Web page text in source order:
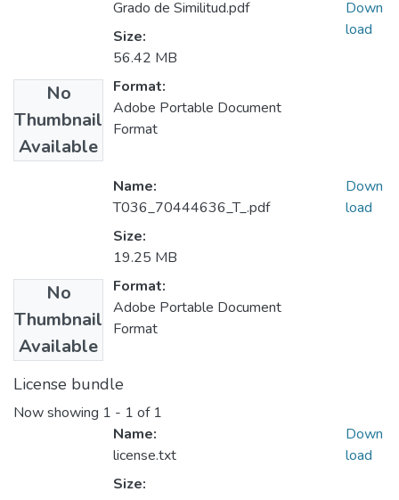
No
Thumbnail
Available
Grado de Similitud.pdf
Size:
56.42 MB
Format:
Adobe Portable Document
Format
Down
load
No
Thumbnail
Available
Name:
T036_70444636_T_.pdf
Size:
19.25 MB
Format:
Adobe Portable Document
Format
Down
load
License bundle
Now showing 1 - 1 of 1
Name:
license.txt
Size:
Down
load